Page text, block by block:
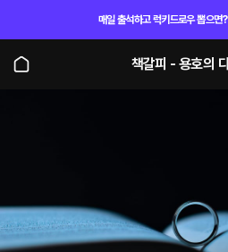
매일 출석하고 럭키드로우 뽑으면
책갈피 - 용호의